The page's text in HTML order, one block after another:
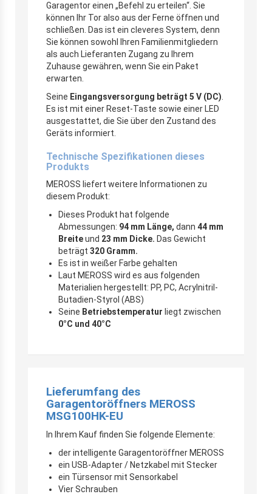
Garagentor einen „Befehl zu erteilen“. Sie
können Ihr Tor also aus der Ferne öffnen und
schließen. Das ist ein cleveres System, denn
Sie können sowohl Ihren Familienmitgliedern
als auch Lieferanten Zugang zu Ihrem
Zuhause gewähren, wenn Sie ein Paket
erwarten.
Seine Eingangsversorgung beträgt 5 V (DC).
Es ist mit einer Reset-Taste sowie einer LED
ausgestattet, die Sie über den Zustand des
Geräts informiert.
Technische Spezifikationen dieses
Produkts
MEROSS liefert weitere Informationen zu
diesem Produkt:
Dieses Produkt hat folgende
Abmessungen: 94 mm Länge, dann 44 mm
Breiteund 23 mm Dicke. Das Gewicht
beträgt 320 Gramm.
Es ist in weißer Farbe gehalten
Laut MEROSS wird es aus folgenden
Materialien hergestellt: PP, PC, Acrylnitril-
Butadien-Styrol (ABS)
Seine Betriebstemperatur liegt zwischen
0°C und 40°C
Lieferumfang des
Garagentoröffners MEROSS
MSG100HK-EU
In Ihrem Kauf finden Sie folgende Elemente:
der intelligente Garagentoröffner MEROSS
ein USB-Adapter / Netzkabel mit Stecker
ein Türsensor mit Sensorkabel
Vier Schrauben